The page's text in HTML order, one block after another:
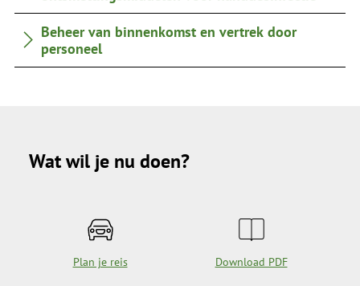
Beheer van binnenkomst en vertrek door
personeel
Wat wil je nu doen?
Plan je reis Download PDF